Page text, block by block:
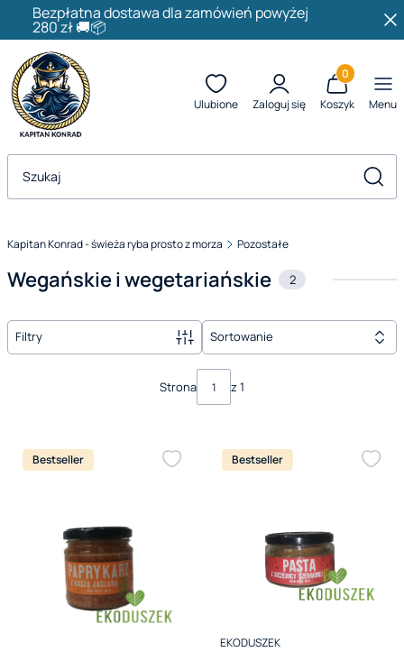
Bezpłatna dostawa dla zamówień powyżej
280 zł 🚚📦
Ulubione Zaloguj się
Produkty w
Koszyk Menu
Otwórz wyszukiwarkę
Kapitan Konrad - świeża ryba prosto z morza Pozostałe
Wegańskie i wegetariańskie 2
Filtry Sortowanie
Strona z 1
Bestseller Bestseller
PRODUCENT
EKODUSZEK